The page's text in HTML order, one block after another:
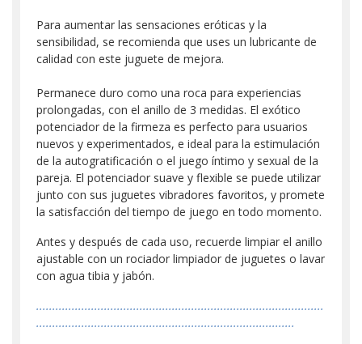
Para aumentar las sensaciones eróticas y la
sensibilidad, se recomienda que uses un lubricante de
calidad con este juguete de mejora.
Permanece duro como una roca para experiencias
prolongadas, con el anillo de 3 medidas. El exótico
potenciador de la firmeza es perfecto para usuarios
nuevos y experimentados, e ideal para la estimulación
de la autogratificación o el juego íntimo y sexual de la
pareja. El potenciador suave y flexible se puede utilizar
junto con sus juguetes vibradores favoritos, y promete
la satisfacción del tiempo de juego en todo momento.
Antes y después de cada uso, recuerde limpiar el anillo
ajustable con un rociador limpiador de juguetes o lavar
con agua tibia y jabón.
.........................................................................................
................................................................................